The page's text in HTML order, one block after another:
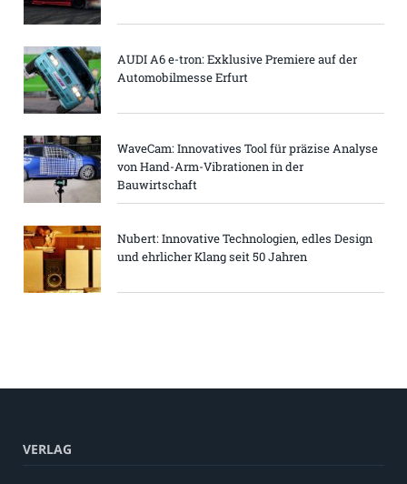
AUDI A6 e-tron: Exklusive Premiere auf der
Automobilmesse Erfurt
WaveCam: Innovatives Tool für präzise Analyse
von Hand-Arm-Vibrationen in der
Bauwirtschaft
Nubert: Innovative Technologien, edles Design
und ehrlicher Klang seit 50 Jahren
VERLAG